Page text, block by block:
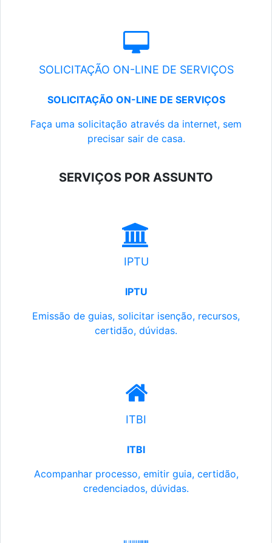
SOLICITAÇÃO ON-LINE DE SERVIÇOS
SOLICITAÇÃO ON-LINE DE SERVIÇOS
Faça uma solicitação através da internet, sem
precisar sair de casa.
SERVIÇOS POR ASSUNTO
IPTU
IPTU
Emissão de guias, solicitar isenção, recursos,
certidão, dúvidas.
ITBI
ITBI
Acompanhar processo, emitir guia, certidão,
credenciados, dúvidas.